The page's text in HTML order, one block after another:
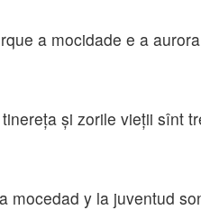
a mocidade e a
şi zorile vieţii sînt
mocedad y la juventud